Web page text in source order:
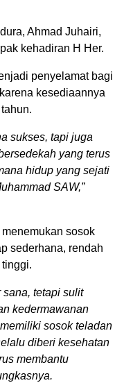
Ahmad Juhairi,
kehadiran H Her.
penyelamat bagi
kesediaannya
sukses, tapi juga
yang terus
hidup yang sejati
SAW,”
sosok
sederhana, rendah
sana, tetapi sulit
kedermawanan
sosok teladan
diberi kesehatan
membantu